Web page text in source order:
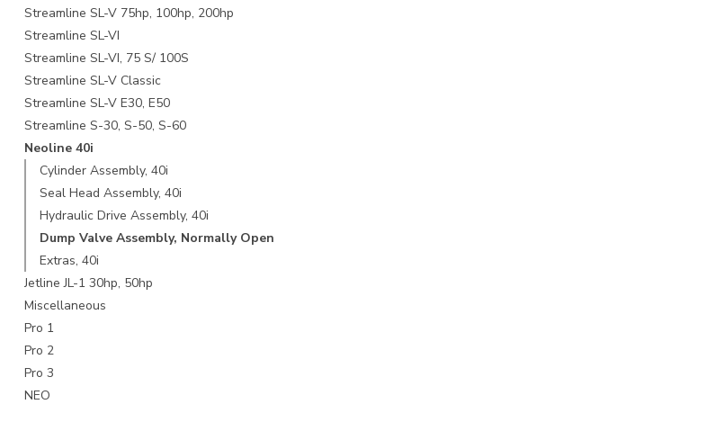
Streamline SL-V 75hp, 100hp, 200hp
Streamline SL-VI
Streamline SL-VI, 75 S/ 100S
Streamline SL-V Classic
Streamline SL-V E30, E50
Streamline S-30, S-50, S-60
Neoline 40i
Cylinder Assembly, 40i
Seal Head Assembly, 40i
Hydraulic Drive Assembly, 40i
Dump Valve Assembly, Normally Open
Extras, 40i
Jetline JL-1 30hp, 50hp
Miscellaneous
Pro 1
Pro 2
Pro 3
NEO